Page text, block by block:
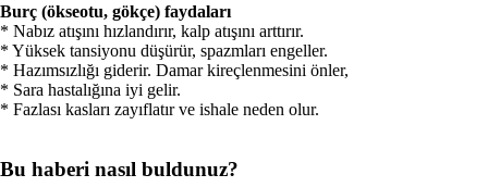
Burç (ökseotu, gökçe) faydaları
* Nabız atışını hızlandırır, kalp atışını arttırır.
* Yüksek tansiyonu düşürür, spazmları engeller.
* Hazımsızlığı giderir. Damar kireçlenmesini önler,
* Sara hastalığına iyi gelir.
* Fazlası kasları zayıflatır ve ishale neden olur.
Bu haberi nasıl buldunuz?